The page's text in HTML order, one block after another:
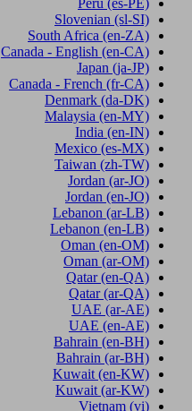
Peru (es-PE)
Slovenian (sl-SI)
South Africa (en-ZA)
Canada - English (en-CA)
Japan (ja-JP)
Canada - French (fr-CA)
Denmark (da-DK)
Malaysia (en-MY)
India (en-IN)
Mexico (es-MX)
Taiwan (zh-TW)
Jordan (ar-JO)
Jordan (en-JO)
Lebanon (ar-LB)
Lebanon (en-LB)
Oman (en-OM)
Oman (ar-OM)
Qatar (en-QA)
Qatar (ar-QA)
UAE (ar-AE)
UAE (en-AE)
Bahrain (en-BH)
Bahrain (ar-BH)
Kuwait (en-KW)
Kuwait (ar-KW)
Vietnam (vi)